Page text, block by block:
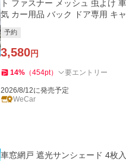
ト ファスナー メッシュ 虫よけ
気 カー用品 バック ドア専用 キャ
予約
3,580円
14% （454pt） 要エントリー
2026/8/12に発売予定
WeCar
車窓網戸 遮光サンシェード 4枚